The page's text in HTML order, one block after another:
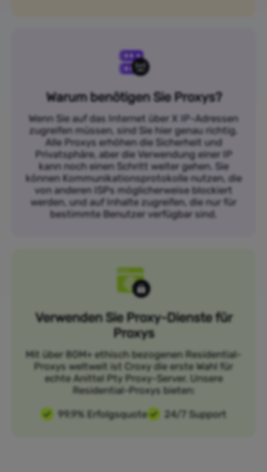
Warum benötigen Sie Proxys?
Wenn Sie auf das Internet über X IP-Adressen
zugreifen müssen, sind Sie hier genau richtig.
Alle Proxys erhöhen die Sicherheit und
Privatsphäre, aber die Verwendung einer IP
kann noch einen Schritt weiter gehen. Sie
können Kommunikationsprotokolle nutzen, die
von anderen ISPs möglicherweise blockiert
werden, und auf Inhalte zugreifen, die nur für
bestimmte Benutzer verfügbar sind.
Verwenden Sie Proxy-Dienste für
Proxys
Mit über 80M+ ethisch bezogenen Residential-
Proxys weltweit ist Croxy die erste Wahl für
echte Anittel Pty Proxy-Server. Unsere
Residential-Proxys bieten:
99,9% Erfolgsquote
24/7 Support